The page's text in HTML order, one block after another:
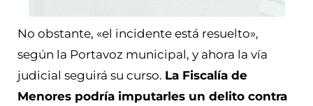
No obstante, «el incidente está resuelto»,
según la Portavoz municipal, y ahora la vía
judicial seguirá su curso. La Fiscalía de
Menores podría imputarles un delito contra